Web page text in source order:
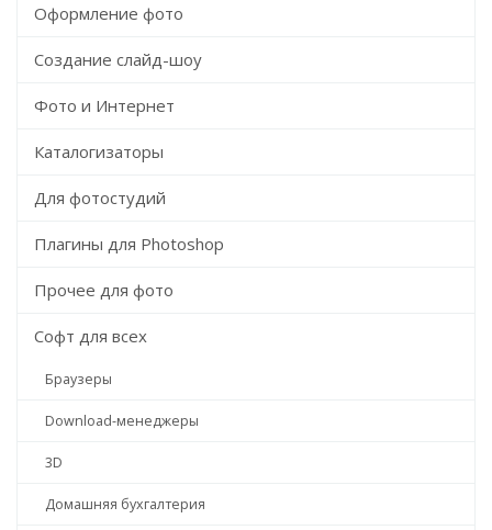
Оформление фото
Создание слайд-шоу
Фото и Интернет
Каталогизаторы
Для фотостудий
Плагины для Photoshop
Прочее для фото
Софт для всех
Браузеры
Download-менеджеры
3D
Домашняя бухгалтерия